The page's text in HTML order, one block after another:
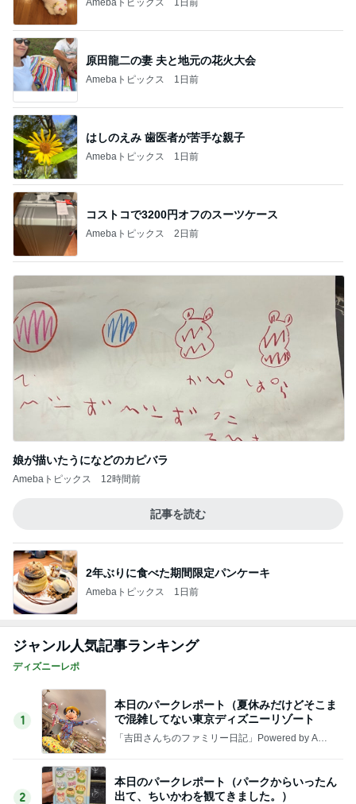
原田龍二の妻 夫と地元の花火大会
Amebaトピックス 1日前
はしのえみ 歯医者が苦手な親子
Amebaトピックス 1日前
コストコで3200円オフのスーツケース
Amebaトピックス 2日前
娘が描いたうになどのカピバラ
Amebaトピックス 12時間前
記事を読む
2年ぶりに食べた期間限定パンケーキ
Amebaトピックス 1日前
ジャンル人気記事ランキング
ディズニーレポ
1
本日のパークレポート（夏休みだけどそこま
で混雑してない東京ディズニーリゾート
「吉田さんちのファミリー日記」Powered by Ame
2
本日のパークレポート（パークからいったん
出て、ちいかわを観てきました。）